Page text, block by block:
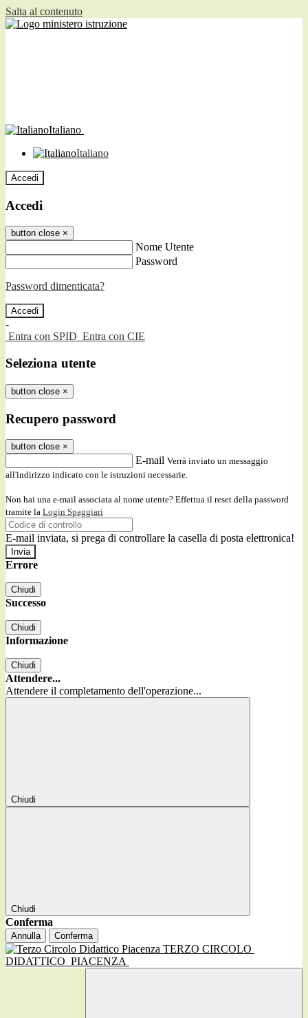
Salta al contenuto
Italiano
Italiano
Accedi
Accedi
button close ×
Nome Utente
Password
Password dimenticata?
-
Entra con SPID Entra con CIE
Seleziona utente
button close ×
Recupero password
button close ×
E-mail Verrà inviato un messaggio
all'indirizzo indicato con le istruzioni necessarie.
Non hai una e-mail associata al nome utente? Effettua il reset della password
tramite la Login Spaggiari
E-mail inviata, si prega di controllare la casella di posta elettronica!
Errore
Chiudi
Successo
Chiudi
Informazione
Chiudi
Attendere...
Attendere il completamento dell'operazione...
Chiudi
Chiudi
Conferma
Annulla Conferma
TERZO CIRCOLO
DIDATTICO PIACENZA